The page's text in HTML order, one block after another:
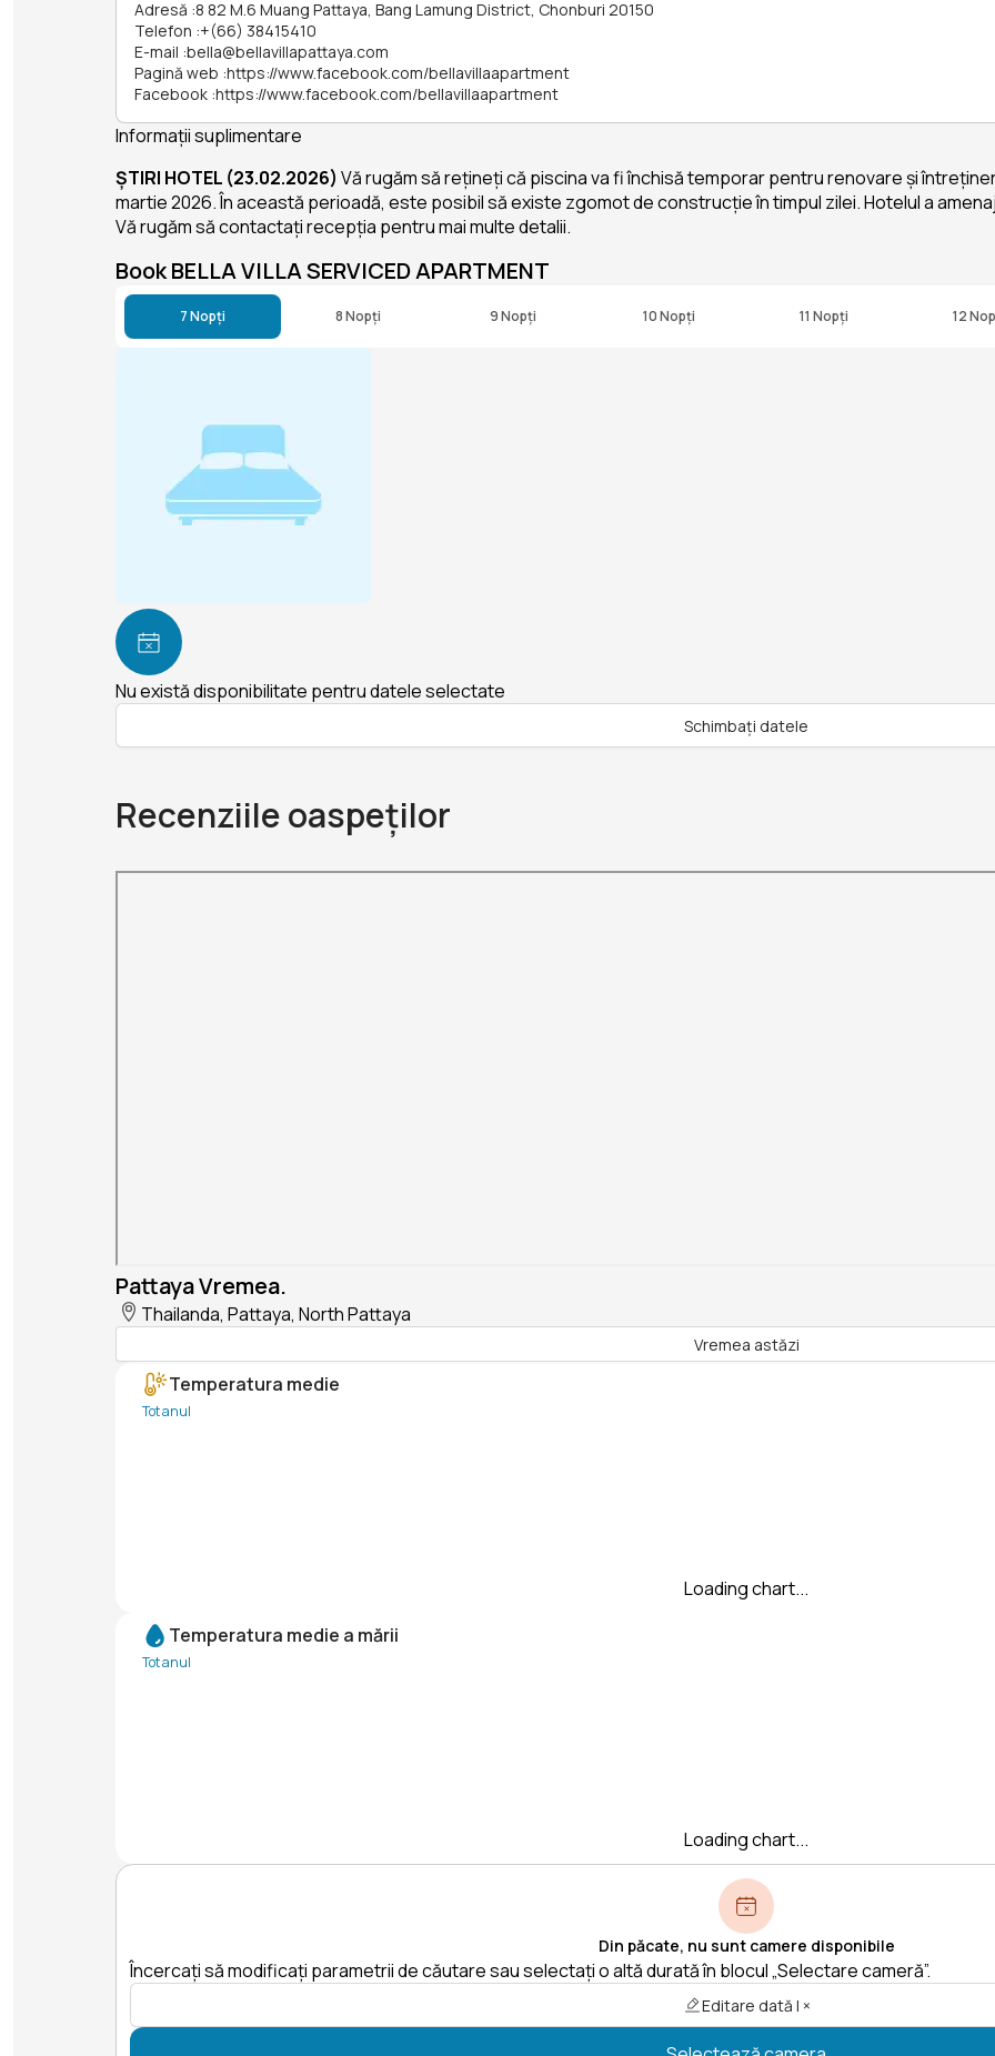
Adresă :8 82 M.6 Muang Pattaya, Bang Lamung District, Chonburi 20150
Telefon :+(66) 38415410
E-mail :bella@bellavillapattaya.com
Pagină web :https://www.facebook.com/bellavillaapartment
Facebook :https://www.facebook.com/bellavillaapartment
Informații suplimentare
ȘTIRI HOTEL (23.02.2026) Vă rugăm să rețineți că piscina va fi închisă temporar pentru renovare și
martie 2026. În această perioadă, este posibil să existe zgomot de construcție în timpul zilei. Hotelul a
Vă rugăm să contactați recepția pentru mai multe detalii.
Book BELLA VILLA SERVICED APARTMENT
7 Nopți 8 Nopți 9 Nopți 10 Nopți 11 Nopți 12
Nu există disponibilitate pentru datele selectate
Schimbați datele
Recenziile oaspeților
Pattaya Vremea.
Thailanda, Pattaya, North Pattaya
Vremea astăzi
Temperatura medie
Tot anul
Loading chart...
Temperatura medie a mării
Tot anul
Loading chart...
Din păcate, nu sunt camere disponibile
Încercați să modificați parametrii de căutare sau selectați o altă durată în blocul „Selectare cameră”.
Editare dată | ×